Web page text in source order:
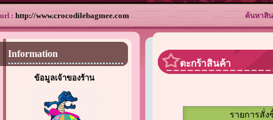
url : http://www.crocodilebagmee.com ค้นหาสิ
Information
ข้อมูลเจ้าของร้าน
ตะกร้าสินค้า
รายการสั่ง